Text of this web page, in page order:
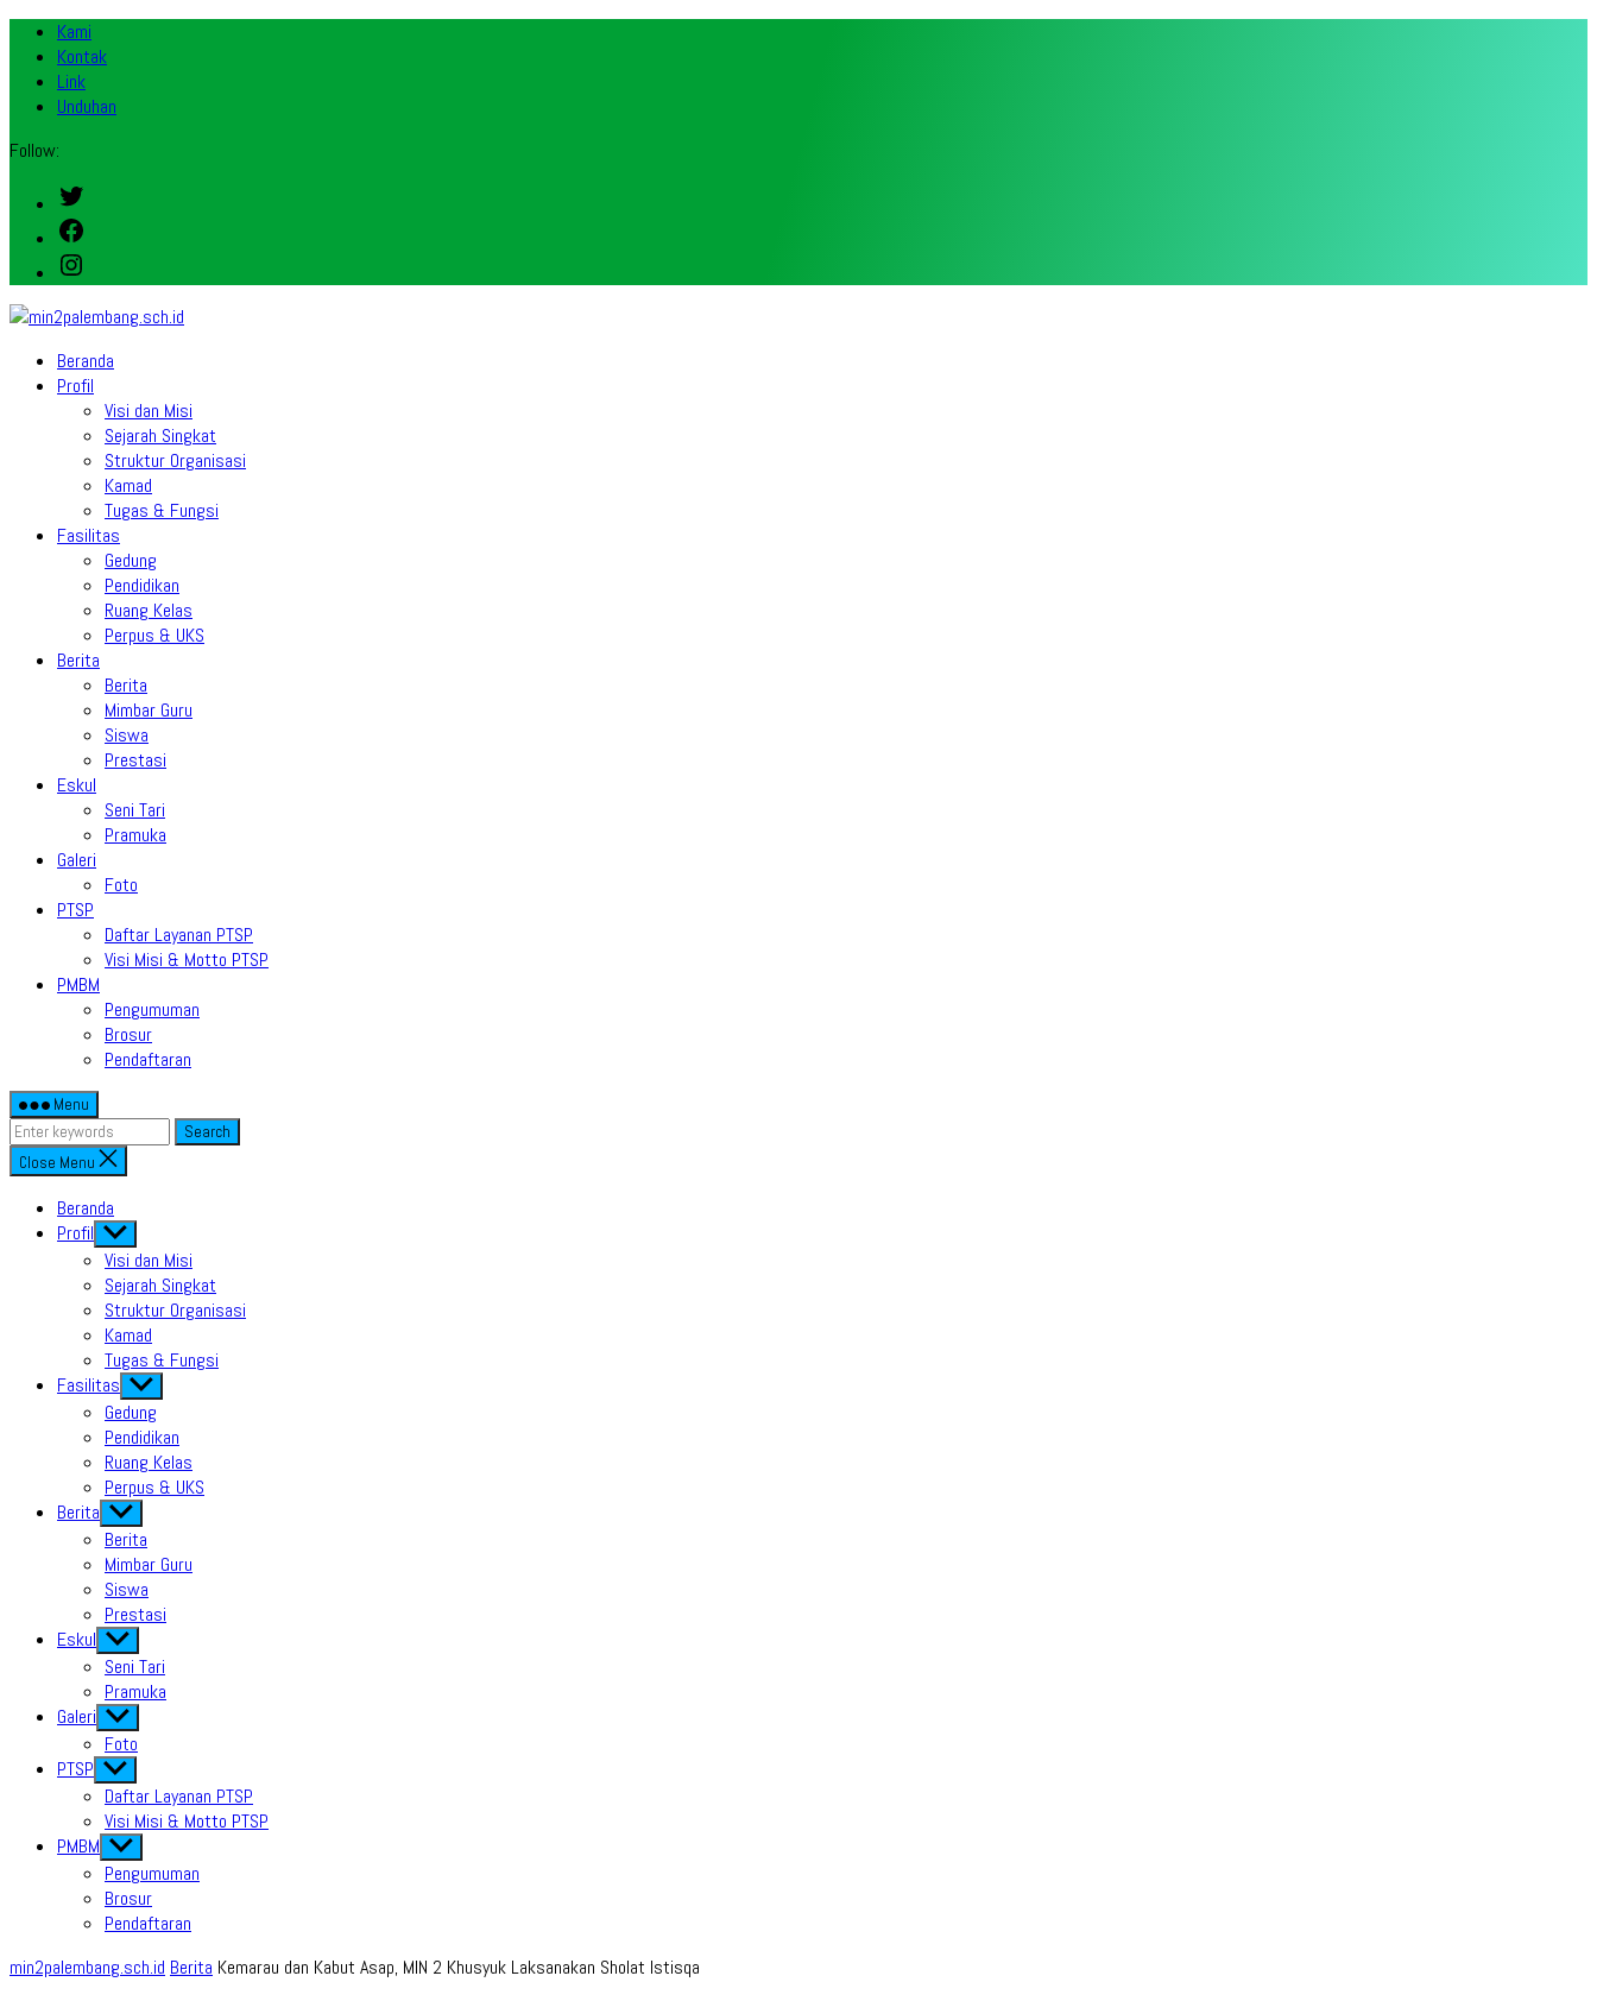
Kami
Kontak
Link
Unduhan
Follow:
Twitter
Facebook
Instagram
Beranda
Profil
Visi dan Misi
Sejarah Singkat
Struktur Organisasi
Kamad
Tugas & Fungsi
Fasilitas
Gedung
Pendidikan
Ruang Kelas
Perpus & UKS
Berita
Berita
Mimbar Guru
Siswa
Prestasi
Eskul
Seni Tari
Pramuka
Galeri
Foto
PTSP
Daftar Layanan PTSP
Visi Misi & Motto PTSP
PMBM
Pengumuman
Brosur
Pendaftaran
Menu
Search
Close Menu
Beranda
Profil Show
sub
menu
Visi dan Misi
Sejarah Singkat
Struktur Organisasi
Kamad
Tugas & Fungsi
Fasilitas Show
sub
menu
Gedung
Pendidikan
Ruang Kelas
Perpus & UKS
Berita Show
sub
menu
Berita
Mimbar Guru
Siswa
Prestasi
Eskul Show
sub
menu
Seni Tari
Pramuka
Galeri Show
sub
menu
Foto
PTSP Show
sub
menu
Daftar Layanan PTSP
Visi Misi & Motto PTSP
PMBM Show
sub
menu
Pengumuman
Brosur
Pendaftaran
min2palembang.sch.id Berita Kemarau dan Kabut Asap, MIN 2 Khusyuk Laksanakan Sholat Istisqa